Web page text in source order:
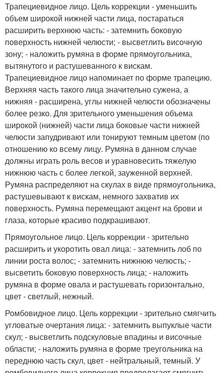
Трапециевидное лицо. Цель коррекции - уменьшить
объем широкой нижней части лица, постараться
расширить верхнюю часть: - затемнить боковую
поверхность нижней челюсти; - высветлить височную
зону; - наложить румяна в форме прямоугольника,
вытянутого и растушеванного к вискам.
Трапециевидное лицо напоминает по форме трапецию.
Верхняя часть такого лица значительно сужена, а
нижняя - расширена, углы нижней челюсти обозначены
более резко. Для зрительного уменьшения объема
широкой (нижней) части лица боковые части нижней
челюсти запудривают или тонируют темным цветом (по
отношению ко всему лицу. Румяна в данном случае
должны играть роль весов и уравновесить тяжелую
нижнюю часть с более легкой, зауженной верхней.
Румяна распределяют на скулах в виде прямоугольника,
растушевывают к вискам, немного захватив их
поверхность. Румяна перемещают акцент на брови и
глаза, которые красиво подкрашивают.
Прямоугольное лицо. Цель коррекции - зрительно
расширить и укоротить овал лица: - затемнить лоб по
линии роста волос; - затемнить нижнюю челюсть; -
высветить боковую поверхность лица; - наложить
румяна в форме овала и растушевать горизонтально,
цвет - светлый, нежный.
Ромбовидное лицо. Цель коррекции - зрительно смягчить
угловатые очертания лица: - затемнить выпуклые части
скул; - высветлить подскуловые впадины и височные
области; - наложить румяна в форме треугольника на
переднюю часть скул, цвет - нейтральный, темный. У